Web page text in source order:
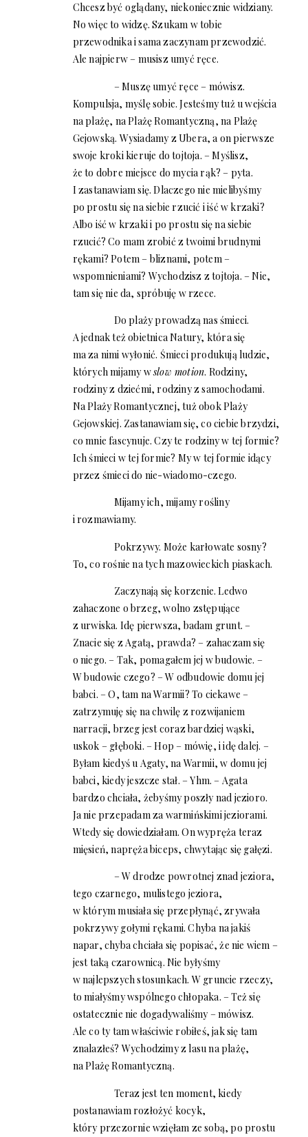
Chcesz być oglądany, niekoniecznie widziany.
No więc to widzę. Szukam w tobie
przewodnika i sama zaczynam przewodzić.
Ale najpierw – musisz umyć ręce.
– Muszę umyć ręce – mówisz.
Kompulsja, myślę sobie. Jesteśmy tuż u wejścia
na plażę, na Plażę Romantyczną, na Plażę
Gejowską. Wysiadamy z Ubera, a on pierwsze
swoje kroki kieruje do tojtoja. – Myślisz,
że to dobre miejsce do mycia rąk? – pyta.
I zastanawiam się. Dlaczego nie mielibyśmy
po prostu się na siebie rzucić i iść w krzaki?
Albo iść w krzaki i po prostu się na siebie
rzucić? Co mam zrobić z twoimi brudnymi
rękami? Potem – bliznami, potem –
wspomnieniami? Wychodzisz z tojtoja. – Nie,
tam się nie da, spróbuję w rzece.
Do plaży prowadzą nas śmieci.
A jednak też obietnica Natury, która się
ma za nimi wyłonić. Śmieci produkują ludzie,
których mijamy wslow motion. Rodziny,
rodziny z dziećmi, rodziny z samochodami.
Na Plaży Romantycznej, tuż obok Plaży
Gejowskiej. Zastanawiam się, co ciebie brzydzi,
co mnie fascynuje. Czy te rodziny w tej formie?
Ich śmieci w tej formie? My w tej formie idący
przez śmieci do nie-wiadomo-czego.
Mijamy ich, mijamy rośliny
i rozmawiamy.
Pokrzywy. Może karłowate sosny?
To, co rośnie na tych mazowieckich piaskach.
Zaczynają się korzenie. Ledwo
zahaczone o brzeg, wolno zstępujące
z urwiska. Idę pierwsza, badam grunt. –
Znacie się z Agatą, prawda? – zahaczam się
o niego. – Tak, pomagałem jej w budowie. –
W budowie czego? – W odbudowie domu jej
babci. – O, tam na Warmii? To ciekawe –
zatrzymuję się na chwilę z rozwijaniem
narracji, brzeg jest coraz bardziej wąski,
uskok – głęboki. – Hop – mówię, i idę dalej. –
Byłam kiedyś u Agaty, na Warmii, w domu jej
babci, kiedy jeszcze stał. – Yhm. – Agata
bardzo chciała, żebyśmy poszły nad jezioro.
Ja nie przepadam za warmińskimi jeziorami.
Wtedy się dowiedziałam. On wypręża teraz
mięsień, napręża biceps, chwytając się gałęzi.
– W drodze powrotnej znad jeziora,
tego czarnego, mulistego jeziora,
w którym musiała się przepłynąć, zrywała
pokrzywy gołymi rękami. Chyba na jakiś
napar, chyba chciała się popisać, że nie wiem –
jest taką czarownicą. Nie byłyśmy
w najlepszych stosunkach. W gruncie rzeczy,
to miałyśmy wspólnego chłopaka. – Też się
ostatecznie nie dogadywaliśmy – mówisz.
Ale co ty tam właściwie robiłeś, jak się tam
znalazłeś? Wychodzimy z lasu na plażę,
na Plażę Romantyczną.
Teraz jest ten moment, kiedy
postanawiam rozłożyć kocyk,
który przezornie wzięłam ze sobą, po prostu